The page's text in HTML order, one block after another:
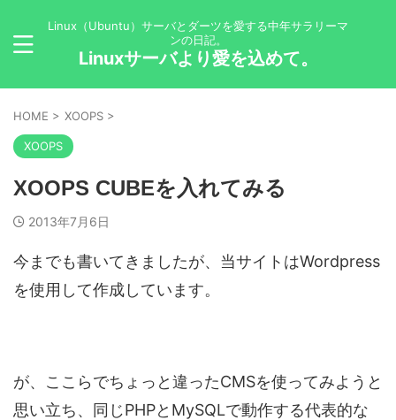
Linux（Ubuntu）サーバとダーツを愛する中年サラリーマ
ンの日記。
Linuxサーバより愛を込めて。
HOME > XOOPS >
XOOPS
XOOPS CUBEを入れてみる
2013年7月6日
今までも書いてきましたが、当サイトはWordpress
を使用して作成しています。
が、ここらでちょっと違ったCMSを使ってみようと
思い立ち、同じPHPとMySQLで動作する代表的な